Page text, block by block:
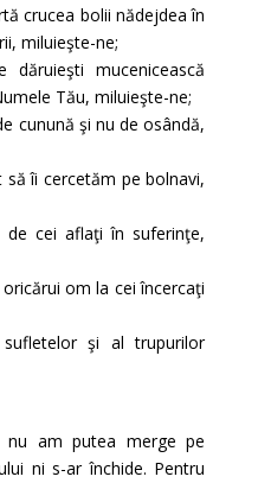
crucea bolii nădejdea în
miluieşte-ne;
muceni­cească
Tău, miluieşte-ne;
cunună şi nu de osândă,
să îi cercetăm pe bolnavi,
de cei aflaţi în suferinţe,
om la cei încercaţi
şi al trupurilor
nu am putea merge pe
ni s-ar închide. Pentru